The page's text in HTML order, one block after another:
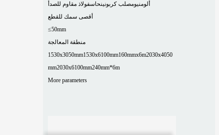
ألومنيومصلب كربونينحاسفولاذ مقاوم للصدأ
أقصى سمك للقطع
≤50mm
منطقة المعالجة
1530x3050mm1530x6100mm160mmx6m2030x4050
mm2030x6100mm240mm*6m
More parameters